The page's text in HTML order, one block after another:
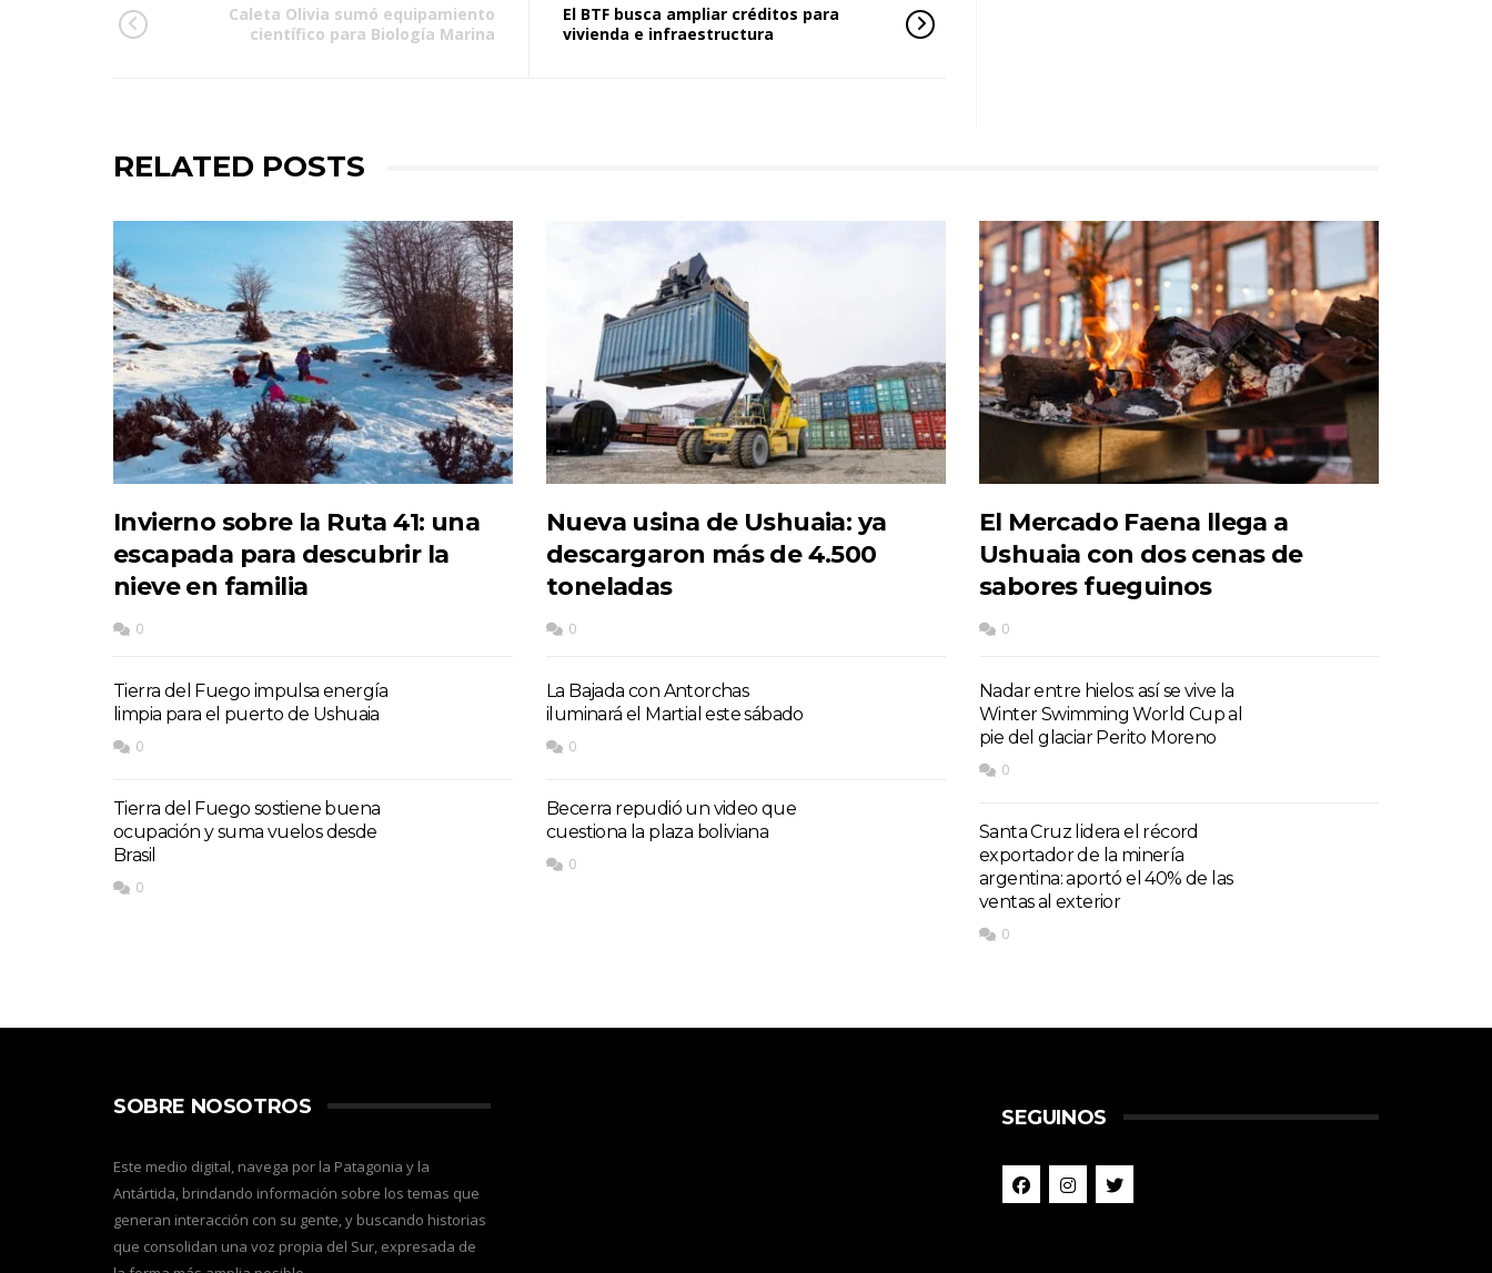
Caleta Olivia sumó equipamiento
científico para Biología Marina
El BTF busca ampliar créditos para
vivienda e infraestructura
RELATED POSTS
Invierno sobre la Ruta 41: una
escapada para descubrir la
nieve en familia
0
Tierra del Fuego impulsa energía
limpia para el puerto de Ushuaia
0
Tierra del Fuego sostiene buena
ocupación y suma vuelos desde
Brasil
0
Nueva usina de Ushuaia: ya
descargaron más de 4.500
toneladas
0
La Bajada con Antorchas
iluminará el Martial este sábado
0
Becerra repudió un video que
cuestiona la plaza boliviana
0
El Mercado Faena llega a
Ushuaia con dos cenas de
sabores fueguinos
0
Nadar entre hielos: así se vive la
Winter Swimming World Cup al
pie del glaciar Perito Moreno
0
Santa Cruz lidera el récord
exportador de la minería
argentina: aportó el 40% de las
ventas al exterior
0
SOBRE NOSOTROS
Este medio digital, navega por la Patagonia y la
Antártida, brindando información sobre los temas que
generan interacción con su gente, y buscando historias
que consolidan una voz propia del Sur, expresada de
SEGUINOS